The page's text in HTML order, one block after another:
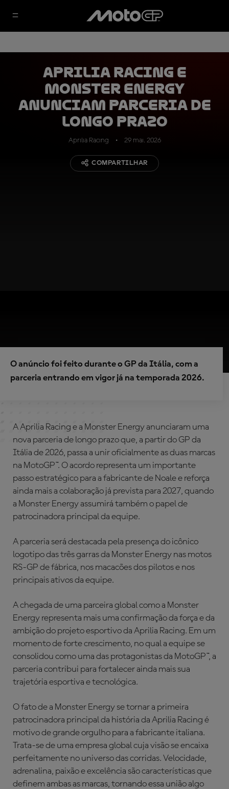
Aprilia Racing e
Monster Energy
anunciam parceria de
longo prazo
Aprilia Racing 29 mai. 2026
COMPARTILHAR
O anúncio foi feito durante o GP da Itália, com a
parceria entrando em vigor já na temporada 2026.
A Aprilia Racing e a Monster Energy anunciaram uma
nova parceria de longo prazo que, a partir do GP da
Itália de 2026, passa a unir oficialmente as duas marcas
na MotoGP™. O acordo representa um importante
passo estratégico para a fabricante de Noale e reforça
ainda mais a colaboração já prevista para 2027, quando
a Monster Energy assumirá também o papel de
patrocinadora principal da equipe.
A parceria será destacada pela presença do icônico
logotipo das três garras da Monster Energy nas motos
RS-GP de fábrica, nos macacões dos pilotos e nos
principais ativos da equipe.
A chegada de uma parceira global como a Monster
Energy representa mais uma confirmação da força e da
ambição do projeto esportivo da Aprilia Racing. Em um
momento de forte crescimento, no qual a equipe se
consolidou como uma das protagonistas da MotoGP™, a
parceria contribui para fortalecer ainda mais sua
trajetória esportiva e tecnológica.
O fato de a Monster Energy se tornar a primeira
patrocinadora principal da história da Aprilia Racing é
motivo de grande orgulho para a fabricante italiana.
Trata-se de uma empresa global cuja visão se encaixa
perfeitamente no universo das corridas. Velocidade,
adrenalina, paixão e excelência são características que
definem ambas as marcas, tornando essa união algo